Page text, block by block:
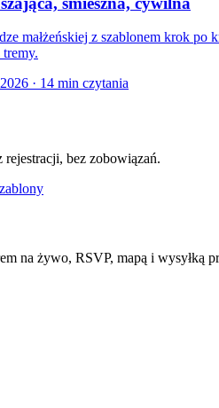
małżeńskiej z szablonem krok
· 14 min czytania
bez zobowiązań.
na żywo, RSVP, mapą i